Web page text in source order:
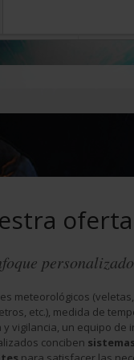
su servicio
meteorológicos
etc.), medida de
y vigilancia, un equipo de
conciben